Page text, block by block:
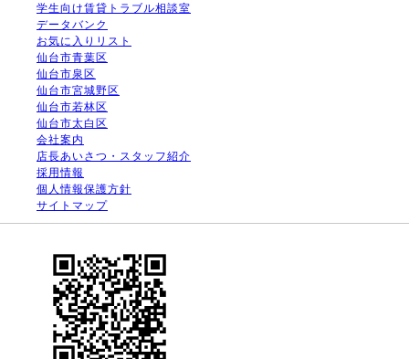
学生向け賃貸トラブル相談室
データバンク
お気に入りリスト
仙台市青葉区
仙台市泉区
仙台市宮城野区
仙台市若林区
仙台市太白区
会社案内
店長あいさつ・スタッフ紹介
採用情報
個人情報保護方針
サイトマップ